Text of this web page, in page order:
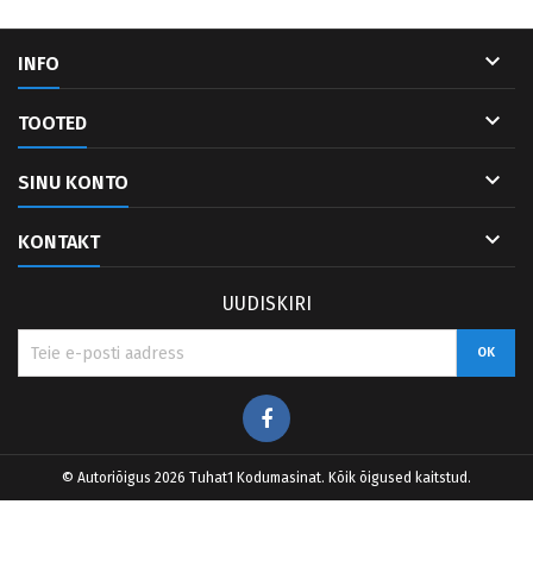
INFO 
TOOTED 
SINU KONTO 
KONTAKT 
UUDISKIRI
Facebook
© Autoriõigus 2026 Tuhat1 Kodumasinat. Kõik õigused kaitstud.